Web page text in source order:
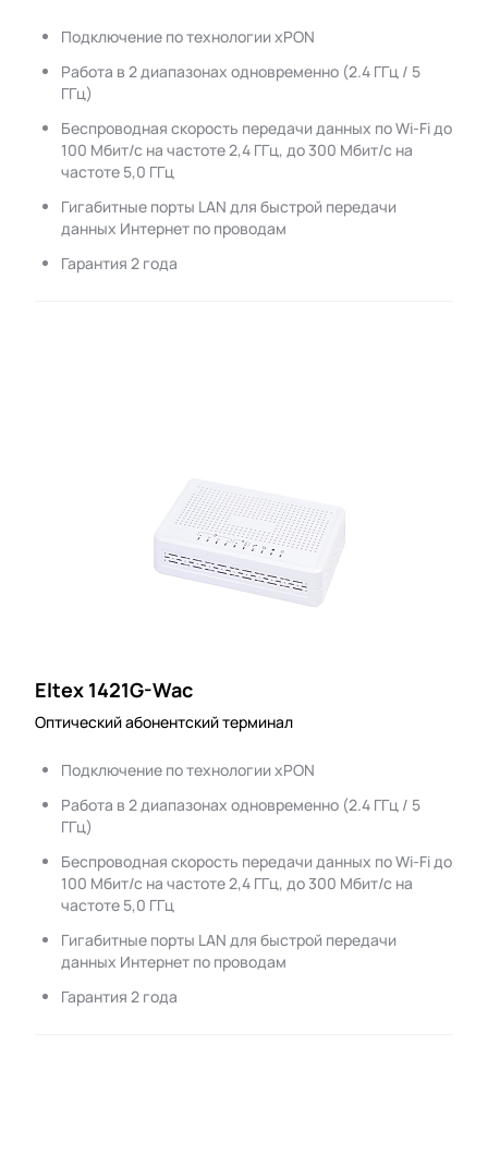
Подключение по технологии xPON
Работа в 2 диапазонах одновременно (2.4 ГГц / 5
ГГц)
Беспроводная скорость передачи данных по Wi-Fi до
100 Мбит/с на частоте 2,4 ГГц, до 300 Мбит/с на
частоте 5,0 ГГц
Гигабитные порты LAN для быстрой передачи
данных Интернет по проводам
Гарантия 2 года
Eltex 1421G-Wac
Оптический абонентский терминал
Подключение по технологии xPON
Работа в 2 диапазонах одновременно (2.4 ГГц / 5
ГГц)
Беспроводная скорость передачи данных по Wi-Fi до
100 Мбит/с на частоте 2,4 ГГц, до 300 Мбит/с на
частоте 5,0 ГГц
Гигабитные порты LAN для быстрой передачи
данных Интернет по проводам
Гарантия 2 года